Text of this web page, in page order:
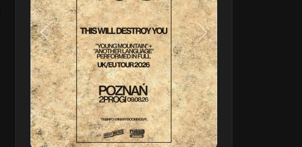
Poprzedni Następny
This Will Destroy You
09.08 - Poznań, Klub 2progi